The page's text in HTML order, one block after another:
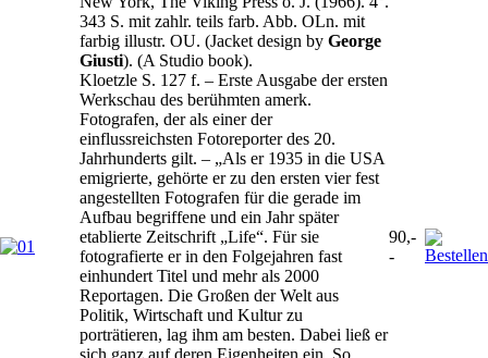
343 S. mit zahlr. teils farb. Abb. OLn. mit
farbig illustr. OU. (Jacket design by George
Giusti). (A Studio book).
Kloetzle S. 127 f. – Erste Ausgabe der ersten
Werkschau des berühmten amerk.
Fotografen, der als einer der
einflussreichsten Fotoreporter des 20.
Jahrhunderts gilt. – „Als er 1935 in die USA
emigrierte, gehörte er zu den ersten vier fest
angestellten Fotografen für die gerade im
Aufbau begriffene und ein Jahr später
etablierte Zeitschrift „Life“. Für sie
fotografierte er in den Folgejahren fast
einhundert Titel und mehr als 2000
Reportagen. Die Großen der Welt aus
Politik, Wirtschaft und Kultur zu
porträtieren, lag ihm am besten. Dabei ließ er
sich ganz auf deren Eigenheiten ein. So
90,-
-